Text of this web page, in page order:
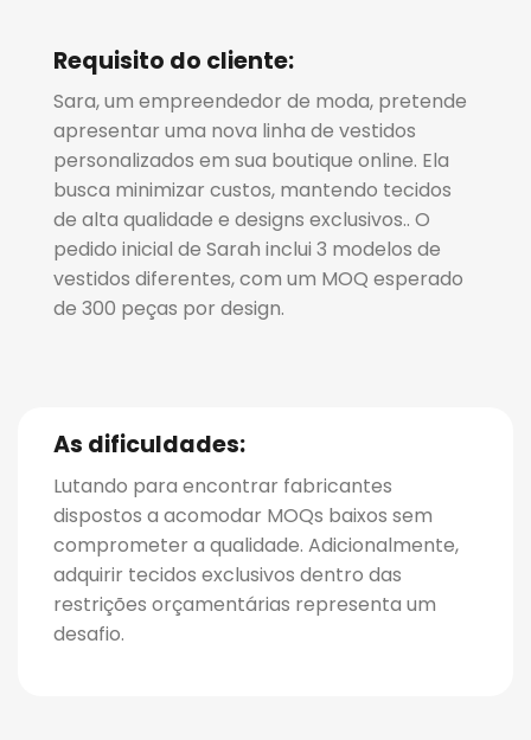
Requisito do cliente:
Sara, um empreendedor de moda, pretende
apresentar uma nova linha de vestidos
personalizados em sua boutique online. Ela
busca minimizar custos, mantendo tecidos
de alta qualidade e designs exclusivos.. O
pedido inicial de Sarah inclui 3 modelos de
vestidos diferentes, com um MOQ esperado
de 300 peças por design.
As dificuldades:
Lutando para encontrar fabricantes
dispostos a acomodar MOQs baixos sem
comprometer a qualidade. Adicionalmente,
adquirir tecidos exclusivos dentro das
restrições orçamentárias representa um
desafio.